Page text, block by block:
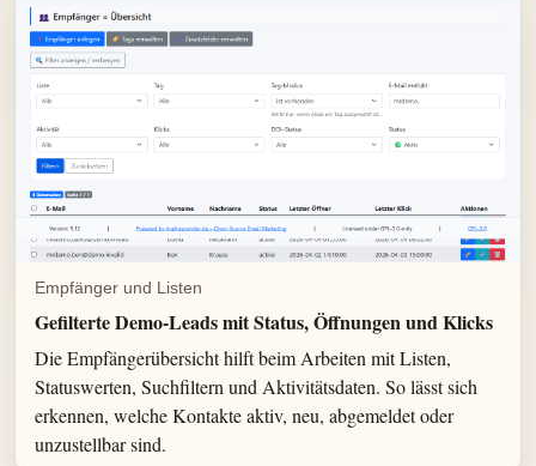
Empfänger und Listen
Gefilterte Demo-Leads mit Status, Öffnungen und Klicks
Die Empfängerübersicht hilft beim Arbeiten mit Listen,
Statuswerten, Suchfiltern und Aktivitätsdaten. So lässt sich
erkennen, welche Kontakte aktiv, neu, abgemeldet oder
unzustellbar sind.